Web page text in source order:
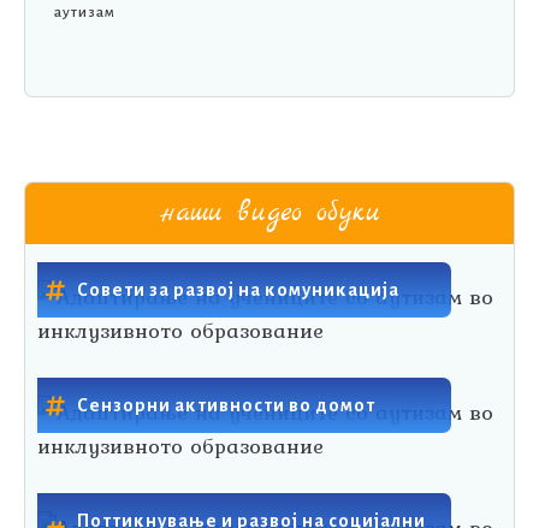
аутизам
наши видео обуки
Совети за развој на комуникација
Сензорни активности во домот
Поттикнување и развој на социјални